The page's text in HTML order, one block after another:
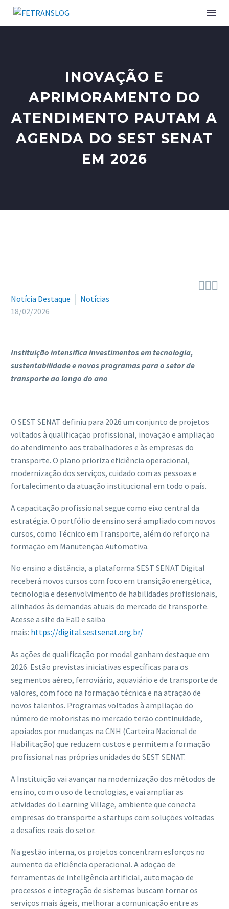
SINDICATOS ASSOCIADOS
SERVIÇOS
CURSOS E EVENTOS
INOVAÇÃO E
APRIMORAMENTO DO
ATENDIMENTO PAUTAM A
AGENDA DO SEST SENAT
EM 2026

Notícia Destaque
Notícias
18/02/2026
Instituição intensifica investimentos em tecnologia,
sustentabilidade e novos programas para o setor de
transporte ao longo do ano
O SEST SENAT definiu para 2026 um conjunto de projetos
voltados à qualificação profissional, inovação e ampliação
do atendimento aos trabalhadores e às empresas do
transporte. O plano prioriza eficiência operacional,
modernização dos serviços, cuidado com as pessoas e
fortalecimento da atuação institucional em todo o país.
A capacitação profissional segue como eixo central da
estratégia. O portfólio de ensino será ampliado com novos
cursos, como Técnico em Transporte, além do reforço na
formação em Manutenção Automotiva.
No ensino a distância, a plataforma SEST SENAT Digital
receberá novos cursos com foco em transição energética,
tecnologia e desenvolvimento de habilidades profissionais,
alinhados às demandas atuais do mercado de transporte.
Acesse a site da EaD e saiba
mais: https://digital.sestsenat.org.br/
As ações de qualificação por modal ganham destaque em
2026. Estão previstas iniciativas específicas para os
segmentos aéreo, ferroviário, aquaviário e de transporte de
valores, com foco na formação técnica e na atração de
novos talentos. Programas voltados à ampliação do
número de motoristas no mercado terão continuidade,
apoiados por mudanças na CNH (Carteira Nacional de
Habilitação) que reduzem custos e permitem a formação
profissional nas próprias unidades do SEST SENAT.
A Instituição vai avançar na modernização dos métodos de
ensino, com o uso de tecnologias, e vai ampliar as
atividades do Learning Village, ambiente que conecta
empresas do transporte a startups com soluções voltadas
a desafios reais do setor.
Na gestão interna, os projetos concentram esforços no
aumento da eficiência operacional. A adoção de
ferramentas de inteligência artificial, automação de
processos e integração de sistemas buscam tornar os
serviços mais ágeis, melhorar a comunicação entre as